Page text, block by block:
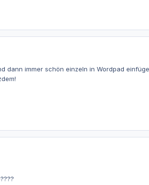
dann immer schön einzeln in Wordpad